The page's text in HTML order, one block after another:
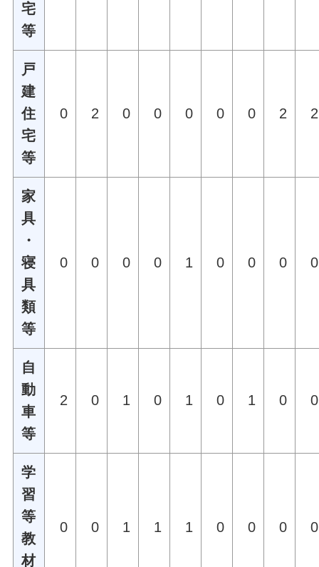
宅
等
戸
建
住
宅
等
0 2 0 0 0 0 0 2 2
家
具
・
寝
具
類
等
0 0 0 0 1 0 0 0 0
自
動
車
等
2 0 1 0 1 0 1 0 0
学
習
等
教
材
0 0 1 1 1 0 0 0 0